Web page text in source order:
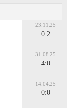
23.11.25
0:2
31.08.25
4:0
14.04.25
0:0